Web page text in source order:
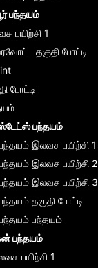
பந்தயம்
பயிற்சி 1
தகுதி போட்டி
போட்டி
பந்தயம்
இலவச பயிற்சி 1
இலவச பயிற்சி 2
இலவச பயிற்சி 3
தகுதி போட்டி
பந்தயம்
பந்தயம்
பயிற்சி 1